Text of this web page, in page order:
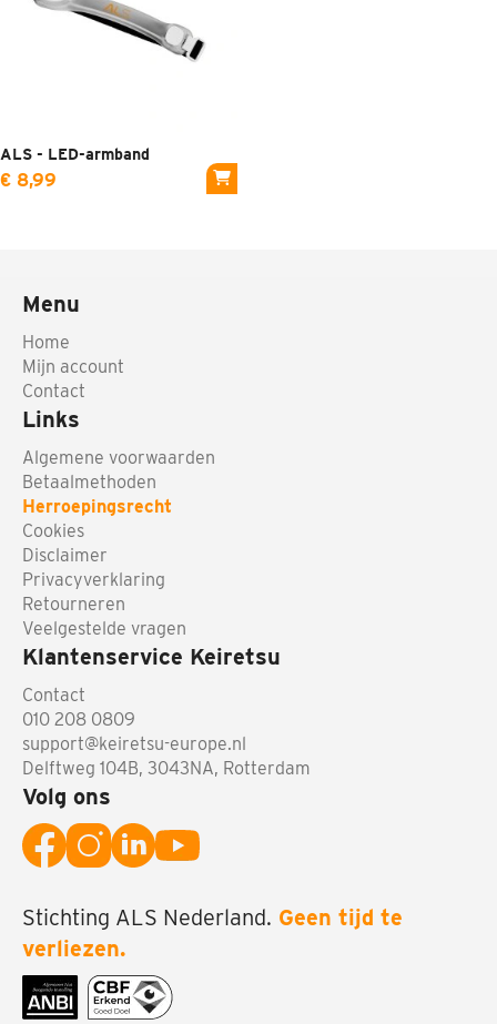
ALS - LED-armband
€ 8,99
Menu
Home
Mijn account
Contact
Links
Algemene voorwaarden
Betaalmethoden
Herroepingsrecht
Cookies
Disclaimer
Privacyverklaring
Retourneren
Veelgestelde vragen
Klantenservice Keiretsu
Contact
010 208 0809
support@keiretsu-europe.nl
Delftweg 104B, 3043NA, Rotterdam
Volg ons
Stichting ALS Nederland. Geen tijd te
verliezen.